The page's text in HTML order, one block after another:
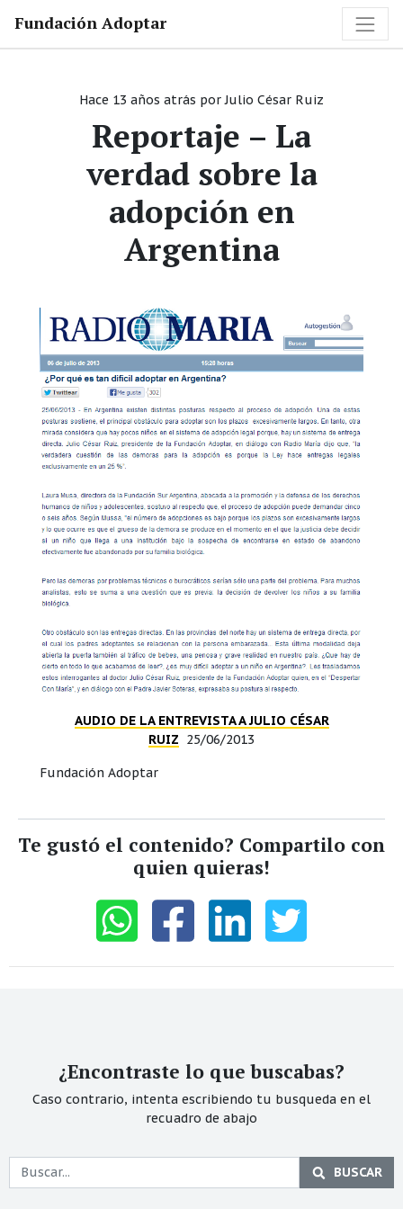
Fundación Adoptar
Hace 13 años atrás porJulio César Ruiz
Reportaje – La
verdad sobre la
adopción en
Argentina
AUDIO DE LA ENTREVISTA A JULIO CÉSAR
RUIZ 25/06/2013
Fundación Adoptar
Te gustó el contenido? Compartilo con
quien quieras!
¿Encontraste lo que buscabas?
Caso contrario, intenta escribiendo tu busqueda en el
recuadro de abajo
BUSCAR